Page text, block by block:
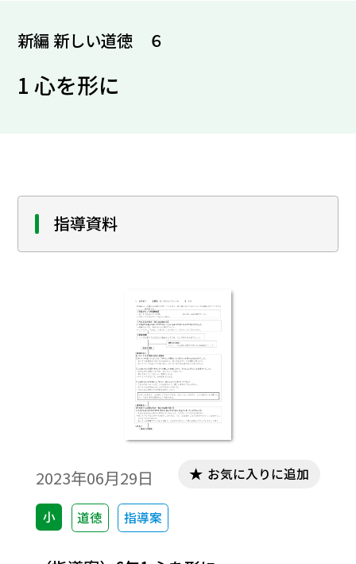
新編 新しい道徳 ６
1 心を形に
指導資料
2023年06月29日
小 道徳 指導案
お気に入りに追加